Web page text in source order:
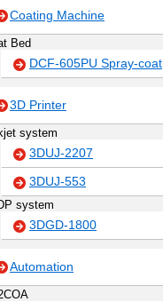
Coating Machine
Bed
DCF-605PU Spray-coat
3D Printer
system
3DUJ-2207
3DUJ-553
system
3DGD-1800
Automation